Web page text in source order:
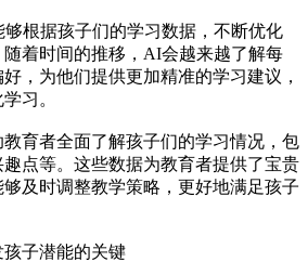
根据孩子们的学习数据，不断优化
着时间的推移，AI会越来越了解每
，为他们提供更加精准的学习建议，
习。
育者全面了解孩子们的学习情况，包
点等。这些数据为教育者提供了宝贵
及时调整教学策略，更好地满足孩子
子潜能的关键